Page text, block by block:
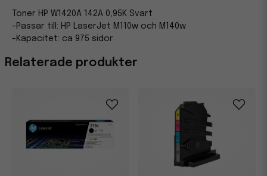
Relaterade produkter
Toner HP W1420A 142A 0,95K Svart
-Passar till: HP LaserJet M110w och M140w
-Kapacitet: ca 975 sidor